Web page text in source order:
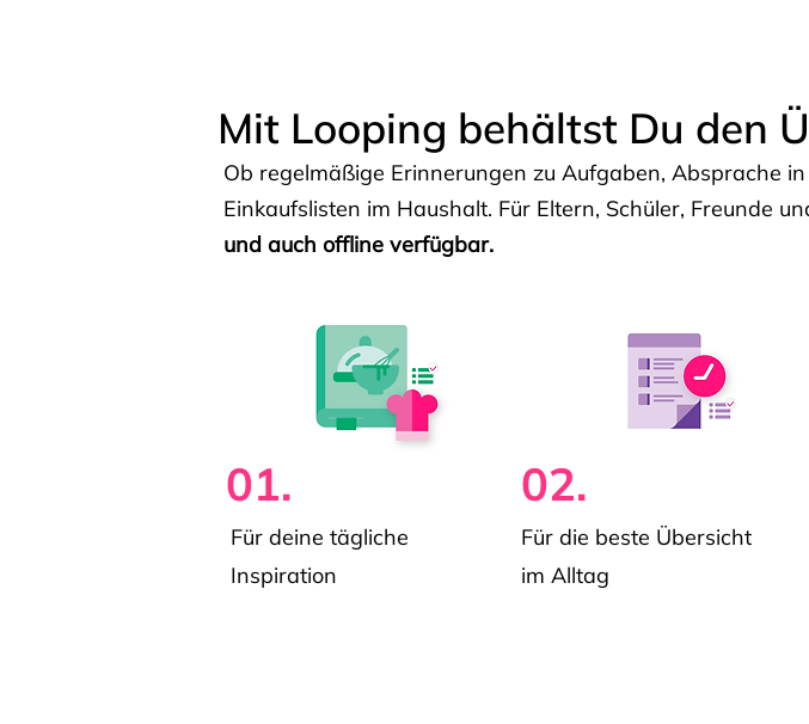
Mit Looping behältst Du den
Ob regelmäßige Erinnerungen zu Aufgaben, Absprache
Einkaufslisten im Haushalt. Für Eltern, Schüler, Freunde
und auch offline verfügbar.
01.
Für deine tägliche
Inspiration
02.
Für die beste Übersicht
im Alltag